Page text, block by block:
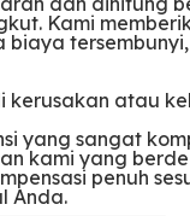
Kami
kerusakan atau
yang sangat
kami yang
penuh
Anda.